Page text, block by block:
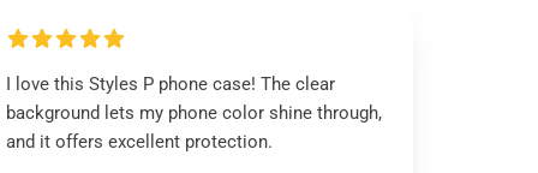
I love this Styles P phone case! The clear
background lets my phone color shine through,
and it offers excellent protection.